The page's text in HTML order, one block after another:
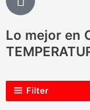
h
n
e
a
l
Lo mejor en
Filter